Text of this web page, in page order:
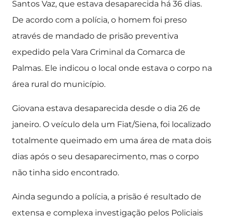
Santos Vaz, que estava desaparecida há 36 dias.
De acordo com a polícia, o homem foi preso
através de mandado de prisão preventiva
expedido pela Vara Criminal da Comarca de
Palmas. Ele indicou o local onde estava o corpo na
área rural do município.
Giovana estava desaparecida desde o dia 26 de
janeiro. O veículo dela um Fiat/Siena, foi localizado
totalmente queimado em uma área de mata dois
dias após o seu desaparecimento, mas o corpo
não tinha sido encontrado.
Ainda segundo a polícia, a prisão é resultado de
extensa e complexa investigação pelos Policiais